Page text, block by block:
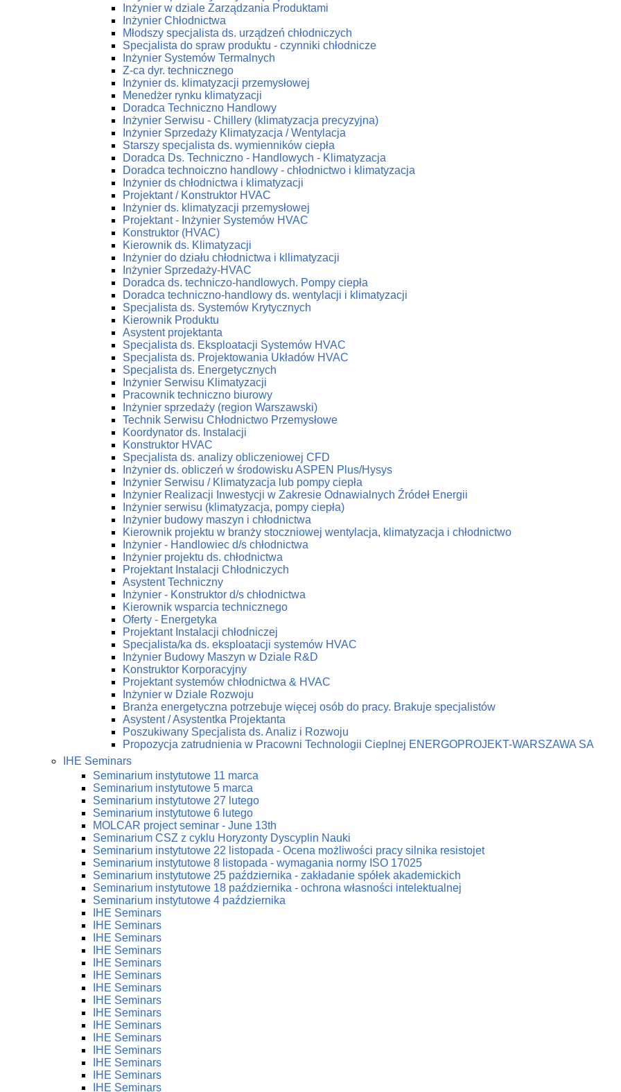
Inżynier w dziale Zarządzania Produktami
Inżynier Chłodnictwa
Młodszy specjalista ds. urządzeń chłodniczych
Specjalista do spraw produktu - czynniki chłodnicze
Inżynier Systemów Termalnych
Z-ca dyr. technicznego
Inżynier ds. klimatyzacji przemysłowej
Menedżer rynku klimatyzacji
Doradca Techniczno Handlowy
Inżynier Serwisu - Chillery (klimatyzacja precyzyjna)
Inżynier Sprzedaży Klimatyzacja / Wentylacja
Starszy specjalista ds. wymienników ciepła
Doradca Ds. Techniczno - Handlowych - Klimatyzacja
Doradca technoiczno handlowy - chłodnictwo i klimatyzacja
Inżynier ds chłodnictwa i klimatyzacji
Projektant / Konstruktor HVAC
Inżynier ds. klimatyzacji przemysłowej
Projektant - Inżynier Systemów HVAC
Konstruktor (HVAC)
Kierownik ds. Klimatyzacji
Inżynier do działu chłodnictwa i kllimatyzacji
Inżynier Sprzedaży-HVAC
Doradca ds. techniczo-handlowych. Pompy ciepła
Doradca techniczno-handlowy ds. wentylacji i klimatyzacji
Specjalista ds. Systemów Krytycznych
Kierownik Produktu
Asystent projektanta
Specjalista ds. Eksploatacji Systemów HVAC
Specjalista ds. Projektowania Układów HVAC
Specjalista ds. Energetycznych
Inżynier Serwisu Klimatyzacji
Pracownik techniczno biurowy
Inżynier sprzedaży (region Warszawski)
Technik Serwisu Chłodnictwo Przemysłowe
Koordynator ds. Instalacji
Konstruktor HVAC
Specjalista ds. analizy obliczeniowej CFD
Inżynier ds. obliczeń w środowisku ASPEN Plus/Hysys
Inżynier Serwisu / Klimatyzacja lub pompy ciepła
Inżynier Realizacji Inwestycji w Zakresie Odnawialnych Źródeł Energii
Inżynier serwisu (klimatyzacja, pompy ciepła)
Inżynier budowy maszyn i chłodnictwa
Kierownik projektu w branży stoczniowej wentylacja, klimatyzacja i chłodnictwo
Inżynier - Handlowiec d/s chłodnictwa
Inżynier projektu ds. chłodnictwa
Projektant Instalacji Chłodniczych
Asystent Techniczny
Inżynier - Konstruktor d/s chłodnictwa
Kierownik wsparcia technicznego
Oferty - Energetyka
Projektant Instalacji chłodniczej
Specjalista/ka ds. eksploatacji systemów HVAC
Inżynier Budowy Maszyn w Dziale R&D
Konstruktor Korporacyjny
Projektant systemów chłodnictwa & HVAC
Inżynier w Dziale Rozwoju
Branża energetyczna potrzebuje więcej osób do pracy. Brakuje specjalistów
Asystent / Asystentka Projektanta
Poszukiwany Specjalista ds. Analiz i Rozwoju
Propozycja zatrudnienia w Pracowni Technologii Cieplnej ENERGOPROJEKT-WARSZAWA SA
IHE Seminars
Seminarium instytutowe 11 marca
Seminarium instytutowe 5 marca
Seminarium instytutowe 27 lutego
Seminarium instytutowe 6 lutego
MOLCAR project seminar - June 13th
Seminarium CSZ z cyklu Horyzonty Dyscyplin Nauki
Seminarium instytutowe 22 listopada - Ocena możliwości pracy silnika resistojet
Seminarium instytutowe 8 listopada - wymagania normy ISO 17025
Seminarium instytutowe 25 października - zakładanie spółek akademickich
Seminarium instytutowe 18 października - ochrona własności intelektualnej
Seminarium instytutowe 4 października
IHE Seminars
IHE Seminars
IHE Seminars
IHE Seminars
IHE Seminars
IHE Seminars
IHE Seminars
IHE Seminars
IHE Seminars
IHE Seminars
IHE Seminars
IHE Seminars
IHE Seminars
IHE Seminars
IHE Seminars